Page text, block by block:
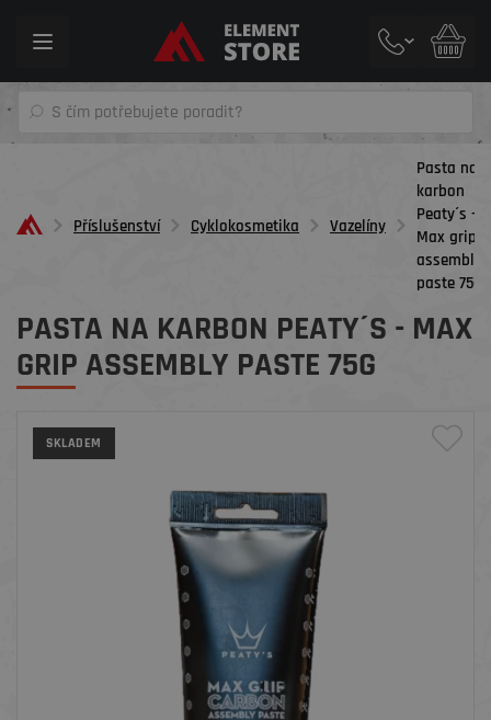
Toggle
Příslušenství Cyklokosmetika Vazelíny
Pasta na
karbon
Peaty´s -
Max grip
assembly
paste 75g
PASTA NA KARBON PEATY´S - MAX
GRIP ASSEMBLY PASTE 75G
SKLADEM